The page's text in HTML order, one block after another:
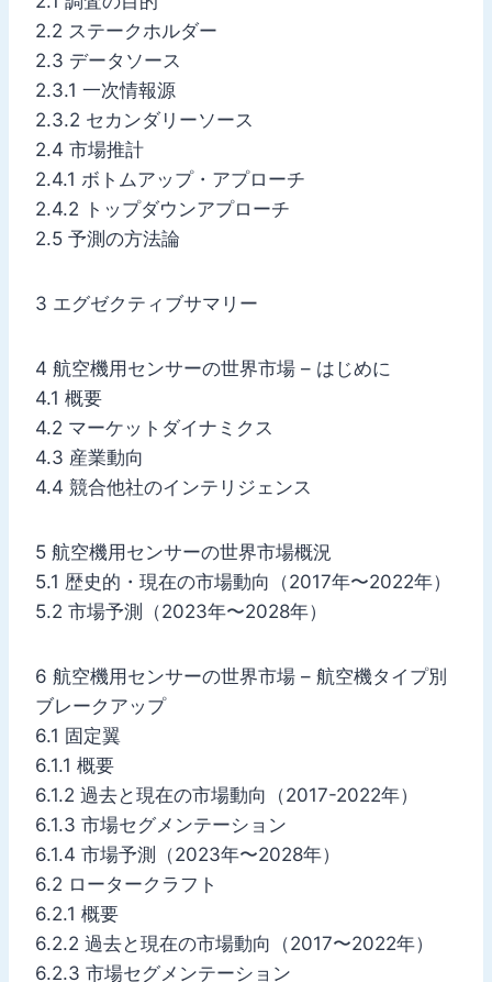
2.2 ステークホルダー
2.3 データソース
2.3.1 一次情報源
2.3.2 セカンダリーソース
2.4 市場推計
2.4.1 ボトムアップ・アプローチ
2.4.2 トップダウンアプローチ
2.5 予測の方法論
3 エグゼクティブサマリー
4 航空機用センサーの世界市場 – はじめに
4.1 概要
4.2 マーケットダイナミクス
4.3 産業動向
4.4 競合他社のインテリジェンス
5 航空機用センサーの世界市場概況
5.1 歴史的・現在の市場動向（2017年〜2022年）
5.2 市場予測（2023年〜2028年）
6 航空機用センサーの世界市場 – 航空機タイプ別
ブレークアップ
6.1 固定翼
6.1.1 概要
6.1.2 過去と現在の市場動向（2017-2022年）
6.1.3 市場セグメンテーション
6.1.4 市場予測（2023年〜2028年）
6.2 ロータークラフト
6.2.1 概要
6.2.2 過去と現在の市場動向（2017〜2022年）
6.2.3 市場セグメンテーション